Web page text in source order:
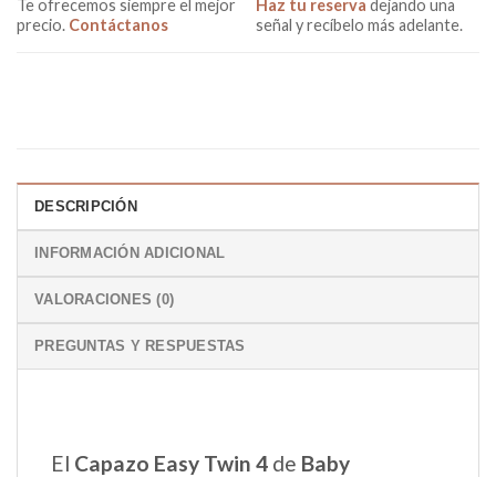
Te ofrecemos siempre el mejor
precio. Contáctanos
Haz tu reserva dejando una
señal y recíbelo más adelante.
DESCRIPCIÓN
INFORMACIÓN ADICIONAL
VALORACIONES (0)
PREGUNTAS Y RESPUESTAS
El Capazo Easy Twin 4 de Baby